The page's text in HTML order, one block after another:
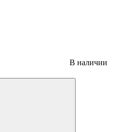
В наличии